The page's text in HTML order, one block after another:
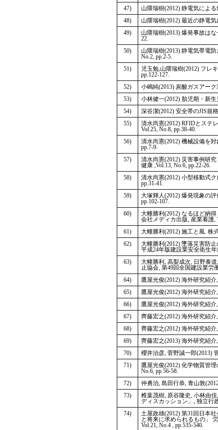
47)
山隈瑞樹(2012) 静電気によ
48)
山隈瑞樹(2012) 最近の静電
49)
山隈瑞樹(2013) 爆発事故は
22.
50)
山隈瑞樹(2013) 静電気帯電
No.2, pp.2-5.
51)
児玉勉,山隈瑞樹(2012) フレ
pp.122-127.
52)
小嶋純(2013) 炭酸ガスアー
53)
小林健一(2012) 胎児期・新
54)
深谷潔(2012) 安全帯のJIS規
55)
清水尚憲(2012) RFIDとステ
Vol.25, No.8, pp.38-40.
56)
清水尚憲(2012) 機械設備を
pp.7-9.
57)
清水尚憲(2012) 災害事例研
健康 ,Vol.13, No.6, pp.22-26.
58)
清水尚憲(2012) 小型移動式
pp.31-41.
59)
大塚輝人(2012) 爆発現象の評
pp.102-107.
60)
大幢勝利(2012) なるほど納
会社メディカ出版, 産業看護,
61)
大幢勝利(2012) 施工と風. 株
62)
大幢勝利(2012) 墜落災害防
平成24年版建設業安全衛生年
63)
大幢勝利, 高梨成次, 日野泰
止協会, 第49回全国建設業労
64)
鷹屋光俊(2012) 海外研究紹
65)
鷹屋光俊(2012) 海外研究紹
66)
鷹屋光俊(2012) 海外研究紹
67)
齊藤宏之(2012) 海外研究紹
68)
齊藤宏之(2012) 海外研究紹
69)
齊藤宏之(2013) 海外研究紹
70)
櫻井治彦, 菅野誠一郎(2013)
71)
鷹屋光俊(2012) 化学物質管
No.6, pp.56-58.
72)
仲勇治, 島田行恭, 青山敦
73)
椎葉茂樹, 原谷隆史, 小林由
ディスカッション」, 独立行
74)
土屋政雄(2012) 第31回日本
と将来に求められるもの」
Vol.21, No.4 , pp.535-540.